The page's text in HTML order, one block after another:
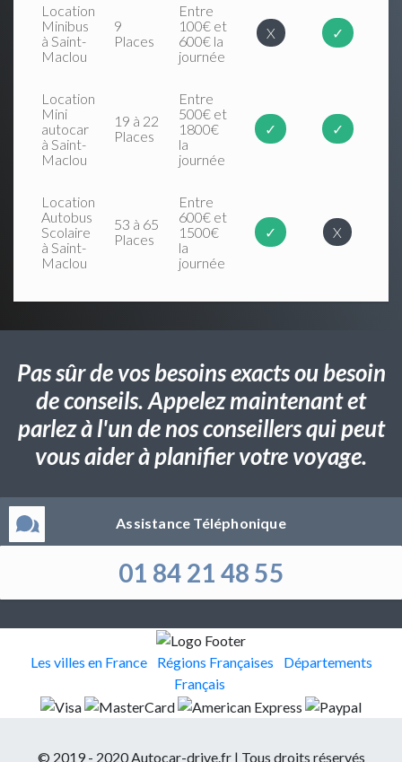
Location
Minibus
à Saint-
Maclou
9
Places
Entre
100€ et
600€ la
journée
X ✓
Location
Mini
autocar
à Saint-
Maclou
19 à 22
Places
Entre
500€ et
1800€
la
journée
✓ ✓
Location
Autobus
Scolaire
à Saint-
Maclou
53 à 65
Places
Entre
600€ et
1500€
la
journée
✓ X
Pas sûr de vos besoins exacts ou besoin
de conseils. Appelez maintenant et
parlez à l'un de nos conseillers qui peut
vous aider à planifier votre voyage.
Assistance Téléphonique
01 84 21 48 55
Les villes en France Régions Françaises
Départements
Français
© 2019 - 2020 Autocar-drive.fr | Tous droits réservés